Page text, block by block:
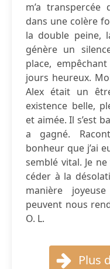
m’a transpercée
dans une colère
la double peine,
génère un
place,
jours heureux.
Alex était un
existence belle,
et aimée. Il s’est
a gagné.
bonheur que j’ai
semblé vital. Je
céder à la
manière
peuvent nous
O. L.
Plus